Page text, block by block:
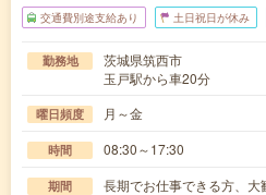
交通費別途支給あり 土日祝日が休み
勤務地
茨城県筑西市
玉戸駅から車20分
曜日頻度 月～金
時間 08:30～17:30
期間 長期でお仕事できる方、大